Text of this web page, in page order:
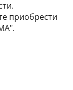
приобрести